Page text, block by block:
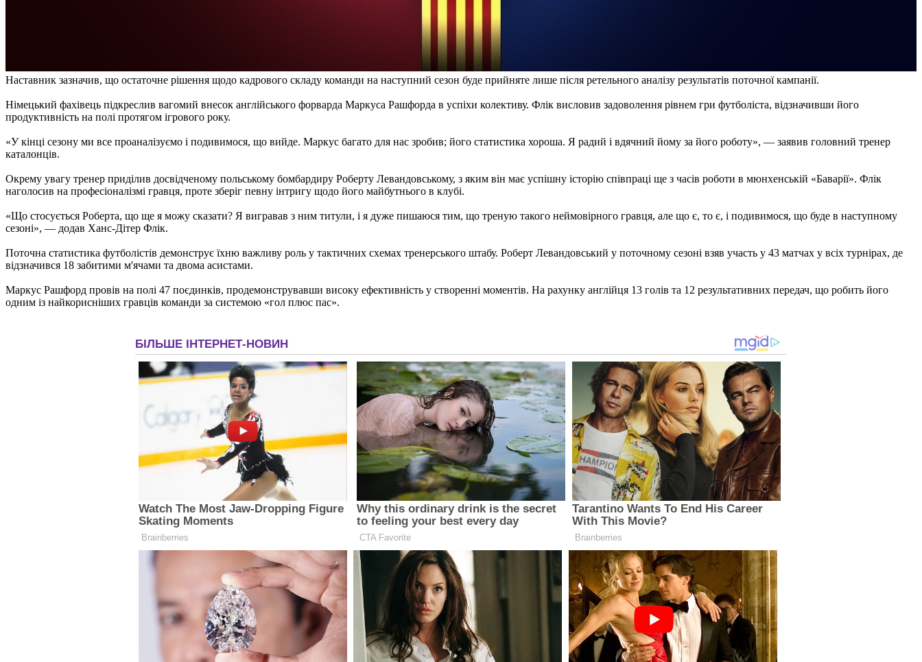
Наставник зазначив, що остаточне рішення щодо кадрового складу команди на наступний сезон буде прийняте лише після ретельного аналізу результатів поточної кампанії.
Німецький фахівець підкреслив вагомий внесок англійського форварда Маркуса Рашфорда в успіхи колективу. Флік висловив задоволення рівнем гри футболіста, відзначивши його
продуктивність на полі протягом ігрового року.
«У кінці сезону ми все проаналізуємо і подивимося, що вийде. Маркус багато для нас зробив; його статистика хороша. Я радий і вдячний йому за його роботу», — заявив головний тренер
каталонців.
Окрему увагу тренер приділив досвідченому польському бомбардиру Роберту Левандовському, з яким він має успішну історію співпраці ще з часів роботи в мюнхенській «Баварії». Флік
наголосив на професіоналізмі гравця, проте зберіг певну інтригу щодо його майбутнього в клубі.
«Що стосується Роберта, що ще я можу сказати? Я вигравав з ним титули, і я дуже пишаюся тим, що треную такого неймовірного гравця, але що є, то є, і подивимося, що буде в наступному
сезоні», — додав Ханс-Дітер Флік.
Поточна статистика футболістів демонструє їхню важливу роль у тактичних схемах тренерського штабу. Роберт Левандовський у поточному сезоні взяв участь у 43 матчах у всіх турнірах, де
відзначився 18 забитими м'ячами та двома асистами.
Маркус Рашфорд провів на полі 47 поєдинків, продемонструвавши високу ефективність у створенні моментів. На рахунку англійця 13 голів та 12 результативних передач, що робить його
одним із найкорисніших гравців команди за системою «гол плюс пас».